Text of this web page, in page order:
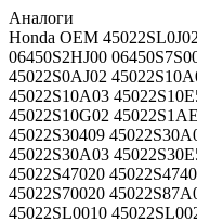
Аналоги
Honda OEM
06450S2HJ00
45022S0AJ02
45022S10A03
45022S10G02
45022S30409
45022S30A03
45022S47020
45022S70020
45022SL0010